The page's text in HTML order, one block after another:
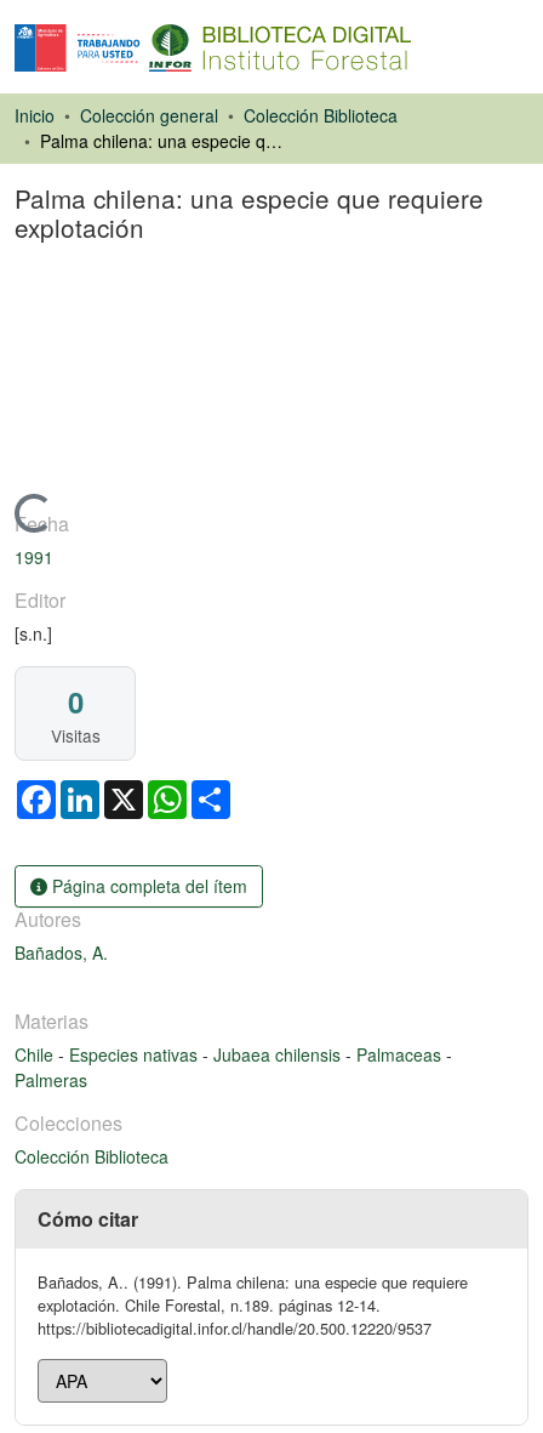
Inicio Colección general
Colección Biblioteca
Palma chilena: una especie que requiere explotación
Palma chilena: una especie que requiere
explotación
Cargando...
Fecha
1991
Editor
[s.n.]
0
Visitas
FacebookLinkedIn
X WhatsApp
Página completa del ítem
Autores
Bañados, A.
Materias
Chile - Especies nativas - Jubaea chilensis - Palmaceas -
Palmeras
Colecciones
Colección Biblioteca
Cómo citar
Bañados, A.. (1991). Palma chilena: una especie que requiere
explotación. Chile Forestal, n.189. páginas 12-14.
https://bibliotecadigital.infor.cl/handle/20.500.12220/9537